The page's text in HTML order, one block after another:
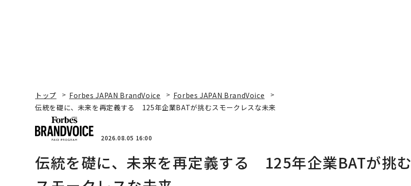
トップ Forbes JAPAN BrandVoice
Forbes JAPAN BrandVoice
伝統を礎に、未来を再定義する 125年企業BATが挑むスモークレスな未来
2026.08.05 16:00
伝統を礎に、未来を再定義する 125年企業BATが挑む